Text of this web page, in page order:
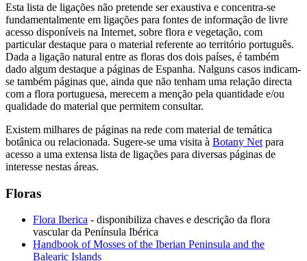
Esta lista de ligações não pretende ser exaustiva e concentra-se
fundamentalmente em ligações para fontes de informação de livre
acesso disponíveis na Internet, sobre flora e vegetação, com
particular destaque para o material referente ao território português.
Dada a ligação natural entre as floras dos dois países, é também
dado algum destaque a páginas de Espanha. Nalguns casos indicam-
se também páginas que, ainda que não tenham uma relação directa
com a flora portuguesa, merecem a menção pela quantidade e/ou
qualidade do material que permitem consultar.
Existem milhares de páginas na rede com material de temática
botânica ou relacionada. Sugere-se uma visita à Botany Net para
acesso a uma extensa lista de ligações para diversas páginas de
interesse nestas áreas.
Floras
Flora Iberica - disponibiliza chaves e descrição da flora
vascular da Península Ibérica
Handbook of Mosses of the Iberian Peninsula and the
Balearic Islands